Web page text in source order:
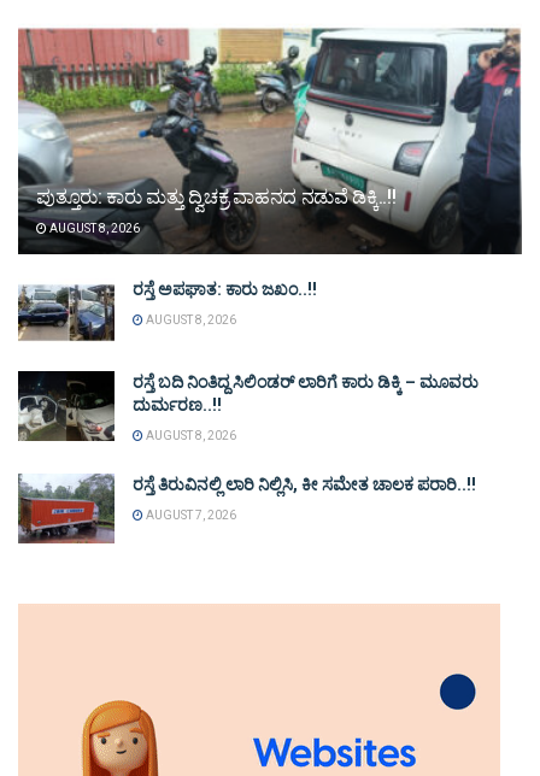
ಪುತ್ತೂರು: ಕಾರು ಮತ್ತು ದ್ವಿಚಕ್ರ ವಾಹನದ ನಡುವೆ ಡಿಕ್ಕಿ..!!
AUGUST 8, 2026
ರಸ್ತೆ ಅಪಘಾತ: ಕಾರು ಜಖಂ..!!
AUGUST 8, 2026
ರಸ್ತೆ ಬದಿ ನಿಂತಿದ್ದ ಸಿಲಿಂಡರ್ ಲಾರಿಗೆ ಕಾರು ಡಿಕ್ಕಿ – ಮೂವರು
ದುರ್ಮರಣ..!!
AUGUST 8, 2026
ರಸ್ತೆ ತಿರುವಿನಲ್ಲಿ ಲಾರಿ ನಿಲ್ಲಿಸಿ, ಕೀ ಸಮೇತ ಚಾಲಕ ಪರಾರಿ..!!
AUGUST 7, 2026